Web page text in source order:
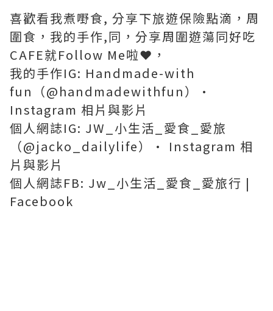
喜歡看我煮嘢食, 分享下旅遊保險點滴，周
圍食，我的手作,同，分享周圍遊蕩同好吃
CAFE就Follow Me啦❤️，
我的手作IG: Handmade-with
fun（@handmadewithfun）•
Instagram 相片與影片
個人網誌IG: JW_小生活_愛食_愛旅
（@jacko_dailylife）• Instagram 相
片與影片
個人網誌FB: Jw_小生活_愛食_愛旅行 |
Facebook